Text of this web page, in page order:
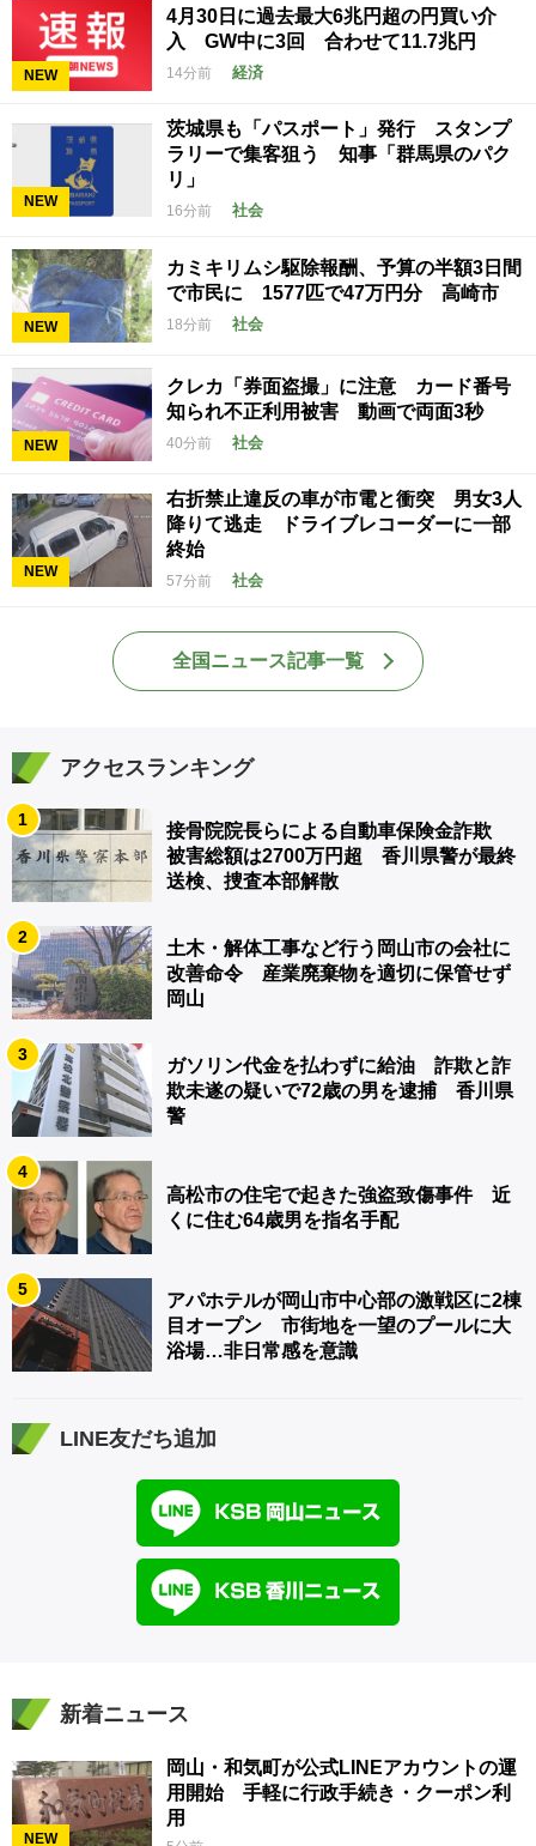
NEW
4月30日に過去最大6兆円超の円買い介
入 GW中に3回 合わせて11.7兆円
14分前 経済
NEW
茨城県も「パスポート」発行 スタンプ
ラリーで集客狙う 知事「群馬県のパク
リ」
16分前 社会
NEW
カミキリムシ駆除報酬、予算の半額3日間
で市民に 1577匹で47万円分 高崎市
18分前 社会
NEW
クレカ「券面盗撮」に注意 カード番号
知られ不正利用被害 動画で両面3秒
40分前 社会
NEW
右折禁止違反の車が市電と衝突 男女3人
降りて逃走 ドライブレコーダーに一部
終始
57分前 社会
全国ニュース記事一覧
アクセスランキング
1
接骨院院長らによる自動車保険金詐欺
被害総額は2700万円超 香川県警が最終
送検、捜査本部解散
2
土木・解体工事など行う岡山市の会社に
改善命令 産業廃棄物を適切に保管せず
岡山
3
ガソリン代金を払わずに給油 詐欺と詐
欺未遂の疑いで72歳の男を逮捕 香川県
警
4
高松市の住宅で起きた強盗致傷事件 近
くに住む64歳男を指名手配
5
アパホテルが岡山市中心部の激戦区に2棟
目オープン 市街地を一望のプールに大
浴場…非日常感を意識
LINE友だち追加
新着ニュース
NEW
岡山・和気町が公式LINEアカウントの運
用開始 手軽に行政手続き・クーポン利
用